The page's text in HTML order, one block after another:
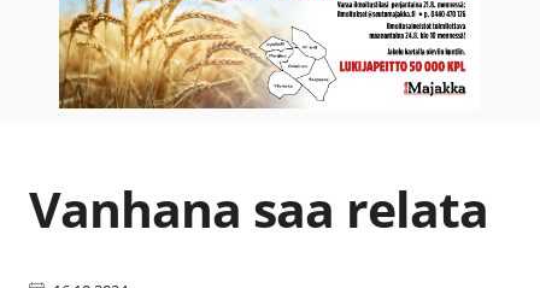
Vanhana saa relata